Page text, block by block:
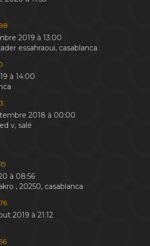
2019 à 13:00
essahraoui, casablanca
à 14:00
2018 à 00:00
v, salé
à 08:56
, 20250, casablanca
2019 à 21:12